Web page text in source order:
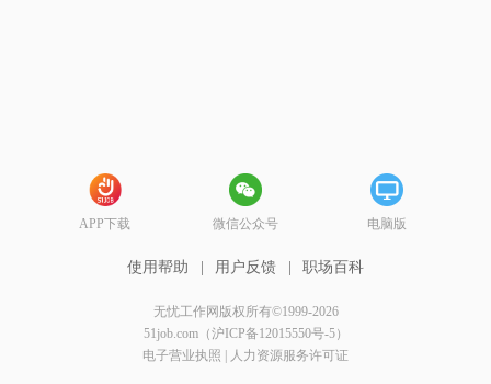
APP下载 微信公众号 电脑版
使用帮助 用户反馈 职场百科
无忧工作网版权所有©1999-2026
51job.com（沪ICP备12015550号-5）
电子营业执照
人力资源服务许可证